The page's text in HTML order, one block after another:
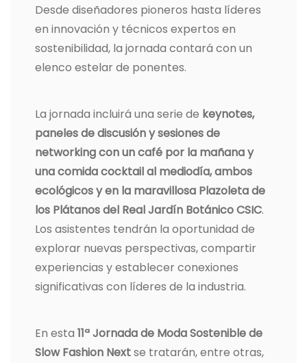
Desde diseñadores pioneros hasta líderes
en innovación y técnicos expertos en
sostenibilidad, la jornada contará con un
elenco estelar de ponentes.
La jornada incluirá una serie de keynotes,
paneles de discusión y sesiones de
networking con un café por la mañana y
una comida cocktail al mediodía, ambos
ecológicos y en la maravillosa Plazoleta de
los Plátanos del Real Jardín Botánico CSIC.
Los asistentes tendrán la oportunidad de
explorar nuevas perspectivas, compartir
experiencias y establecer conexiones
significativas con líderes de la industria.
En esta 11ª Jornada de Moda Sostenible de
Slow Fashion Nextse tratarán, entre otras,